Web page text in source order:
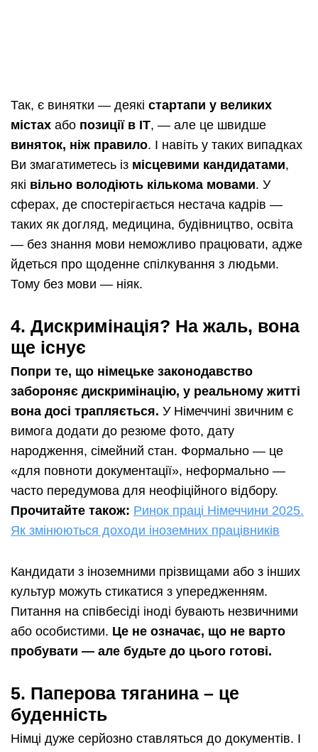
Так, є винятки — деякі стартапи у великих
містах або позиції в ІТ, — але це швидше
виняток, ніж правило. І навіть у таких випадках
Ви змагатиметесь із місцевими кандидатами,
які вільно володіють кількома мовами. У
сферах, де спостерігається нестача кадрів —
таких як догляд, медицина, будівництво, освіта
— без знання мови неможливо працювати, адже
йдеться про щоденне спілкування з людьми.
Тому без мови — ніяк.
4. Дискримінація? На жаль, вона
ще існує
Попри те, що німецьке законодавство
забороняє дискримінацію, у реальному житті
вона досі трапляється. У Німеччині звичним є
вимога додати до резюме фото, дату
народження, сімейний стан. Формально — це
«для повноти документації», неформально —
часто передумова для неофіційного відбору.
Прочитайте також: Ринок праці Німеччини 2025.
Як змінюються доходи іноземних працівників
Кандидати з іноземними прізвищами або з інших
культур можуть стикатися з упередженням.
Питання на співбесіді іноді бувають незвичними
або особистими. Це не означає, що не варто
пробувати — але будьте до цього готові.
5. Паперова тяганина – це
буденність
Німці дуже серйозно ставляться до документів. І